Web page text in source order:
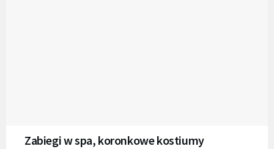
Zabiegi w spa, koronkowe kostiumy